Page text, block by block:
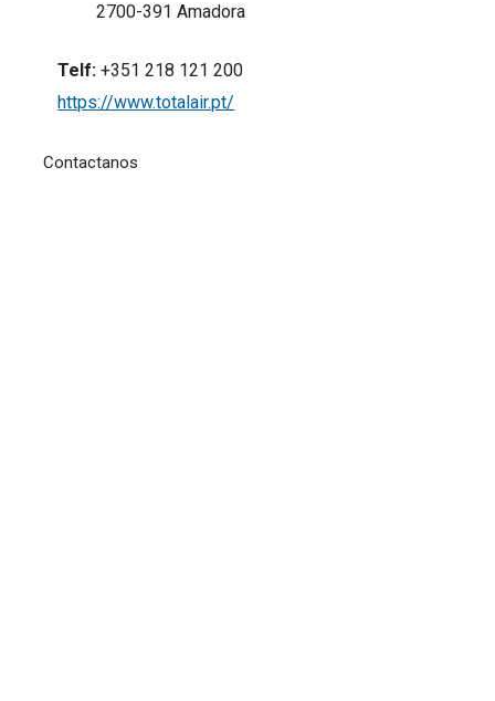
2700-391 Amadora
Telf: +351 218 121 200
https://www.totalair.pt/
Contactanos